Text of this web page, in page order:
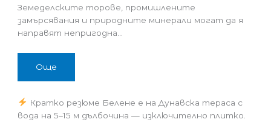
Земеделските торове, промишлените
замърсявания и природните минерали могат да я
направят непригодна…
Още
Кратко резюме Белене е на Дунавска тераса с
вода на 5–15 м дълбочина — изключително плитко.